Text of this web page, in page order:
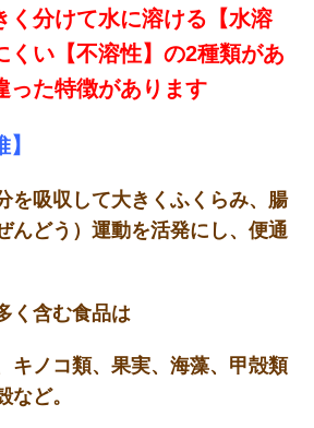
く分けて水に溶ける【水溶
くい【不溶性】の2種類があ
った特徴があります
を吸収して大きくふくらみ、腸
んどう）運動を活発にし、便通
く含む食品は
キノコ類、果実、海藻、甲殻類
など。